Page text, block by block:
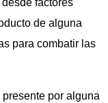
factores
de alguna
para combatir las
por alguna